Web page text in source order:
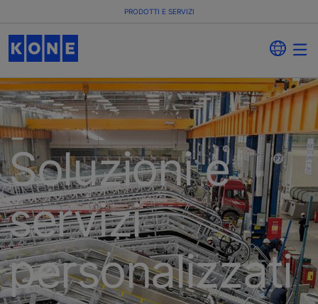
PRODOTTI E SERVIZI
Soluzioni e
servizi
personalizzati